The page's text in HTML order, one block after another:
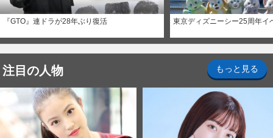
『GTO』連ドラが28年ぶり復活 東京ディズニーシー25周年イ
注目の人物 もっと見る